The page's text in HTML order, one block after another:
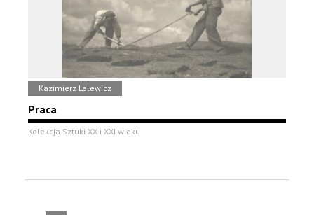
Kazimierz Lelewicz
Praca
Kolekcja Sztuki XX i XXI wieku